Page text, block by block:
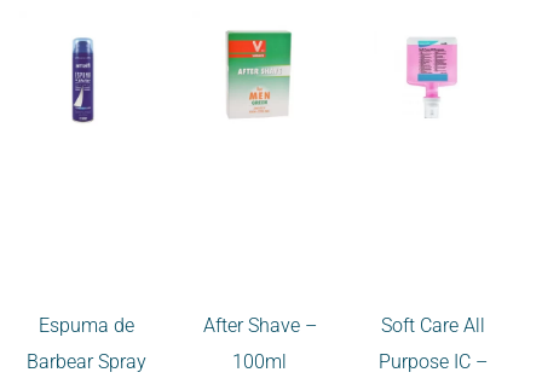
Espuma de
Barbear Spray
After Shave –
100ml
Soft Care All
Purpose IC –